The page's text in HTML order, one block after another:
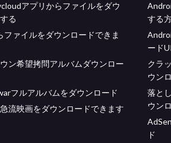
アプリからファイルをダウ
る
ファイルをダウンロードできま
ン希望拷問アルバムダウンロー
フルアルバムをダウンロード
流映画をダウンロードできます
する
ード
クラ
ウン
落と
ウン
ド